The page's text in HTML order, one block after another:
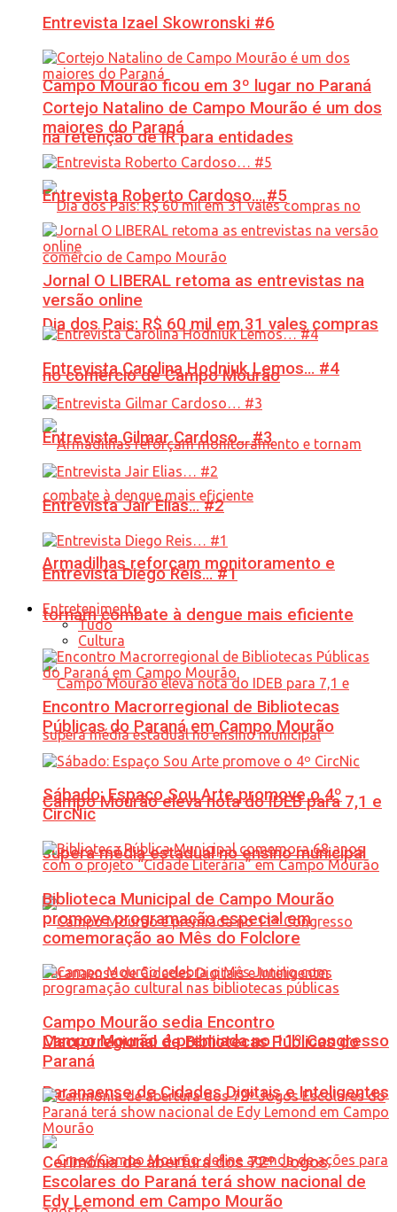
Campo Mourão ficou em 3º lugar no Paraná
na retenção de IR para entidades
Dia dos Pais: R$ 60 mil em 31 vales compras
no comércio de Campo Mourão
Armadilhas reforçam monitoramento e
tornam combate à dengue mais eficiente
Campo Mourão eleva nota do IDEB para 7,1 e
supera média estadual no ensino municipal
Campo Mourão é premiada no 11º Congresso
Paranaense de Cidades Digitais e Inteligentes
Entrevista Izael Skowronski #6
Cortejo Natalino de Campo Mourão é um dos
maiores do Paraná
Entrevista Roberto Cardoso… #5
Jornal O LIBERAL retoma as entrevistas na
versão online
Entrevista Carolina Hodniuk Lemos… #4
Entrevista Gilmar Cardoso… #3
Entrevista Jair Elias… #2
Entrevista Diego Reis… #1
Entretenimento
Tudo
Cultura
Encontro Macrorregional de Bibliotecas
Públicas do Paraná em Campo Mourão
Sábado: Espaço Sou Arte promove o 4º
CircNic
Biblioteca Municipal de Campo Mourão
promove programação especial em
comemoração ao Mês do Folclore
Campo Mourão sedia Encontro
Macrorregional de Bibliotecas Públicas do
Paraná
Cerimônia de abertura dos 72º Jogos
Escolares do Paraná terá show nacional de
Edy Lemond em Campo Mourão